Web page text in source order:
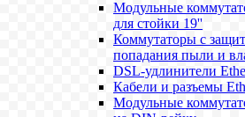
Модульные
для стойки 19''
Коммутаторы с
попадания пыли и
DSL-удлинители
Кабели и разъемы
Модульные